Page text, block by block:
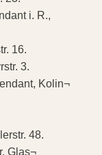
i. R.,
16.
3.
Kolin¬
48.
Glas¬